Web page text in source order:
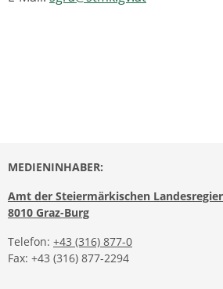
MEDIENINHABER:
Amt der Steiermärkischen
8010 Graz-Burg
Telefon: +43 (316) 877-0
Fax: +43 (316) 877-2294